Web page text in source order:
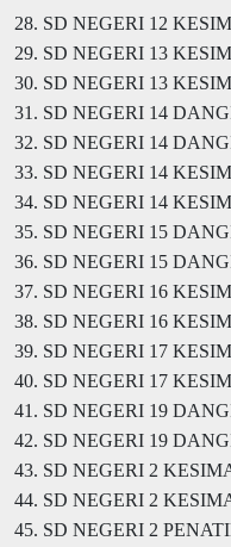
28. SD NEGERI 12
29. SD NEGERI 13
30. SD NEGERI 13
31. SD NEGERI 14
32. SD NEGERI 14
33. SD NEGERI 14
34. SD NEGERI 14
35. SD NEGERI 15
36. SD NEGERI 15
37. SD NEGERI 16
38. SD NEGERI 16
39. SD NEGERI 17
40. SD NEGERI 17
41. SD NEGERI 19
42. SD NEGERI 19
43. SD NEGERI 2
44. SD NEGERI 2
45. SD NEGERI 2